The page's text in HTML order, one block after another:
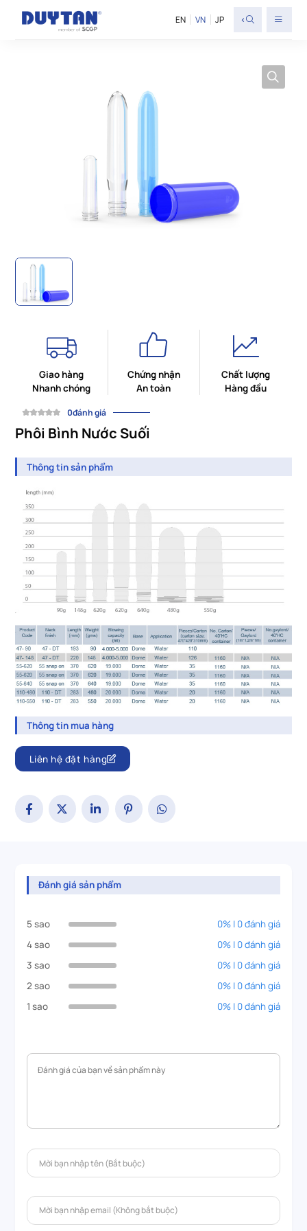
EN VN JP <
Giao hàng
Nhanh chóng
Chứng nhận
An toàn
Chất lượng
Hàng đầu
0đánh giá
Phôi Bình Nước Suối
Thông tin sản phẩm
Thông tin mua hàng
Liên hệ đặt hàng
Đánh giá sản phẩm
5 sao
0% | 0 đánh giá
4 sao
0% | 0 đánh giá
3 sao
0% | 0 đánh giá
2 sao
0% | 0 đánh giá
1 sao
0% | 0 đánh giá